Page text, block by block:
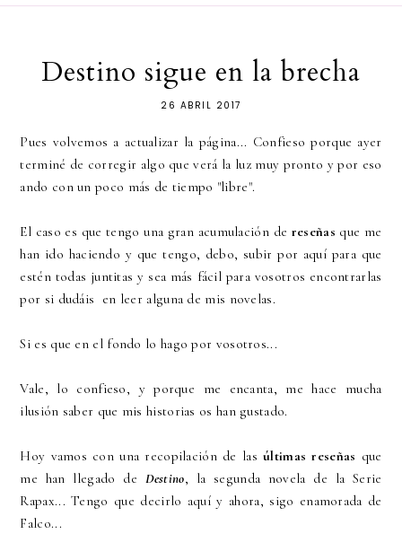
Destino sigue en la brecha
26 ABRIL 2017
Pues volvemos a actualizar la página... Confieso porque ayer
terminé de corregir algo que verá la luz muy pronto y por eso
ando con un poco más de tiempo "libre".
El caso es que tengo una gran acumulación de reseñas que me
han ido haciendo y que tengo, debo, subir por aquí para que
estén todas juntitas y sea más fácil para vosotros encontrarlas
por si dudáis en leer alguna de mis novelas.
Si es que en el fondo lo hago por vosotros...
Vale, lo confieso, y porque me encanta, me hace mucha
ilusión saber que mis historias os han gustado.
Hoy vamos con una recopilación de las últimas reseñas que
me han llegado de Destino, la segunda novela de la Serie
Rapax... Tengo que decirlo aquí y ahora, sigo enamorada de
Falco...